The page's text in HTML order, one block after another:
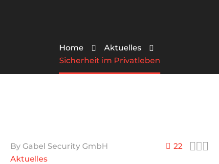
Home
Aktuelles
Sicherheit im Privatleben
22 
By Gabel Security GmbH
Aktuelles